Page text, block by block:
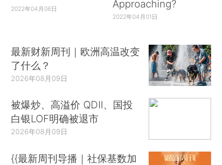
2022年04月06日
Approaching?
2022年04月01日
最新财新周刊｜欧洲高温改变
了什么？
2026年08月09日
被爆炒、高溢价 QDII、国投
白银LOF明确被退市
2026年08月09日
{{最新周刊导播｜社保基数加